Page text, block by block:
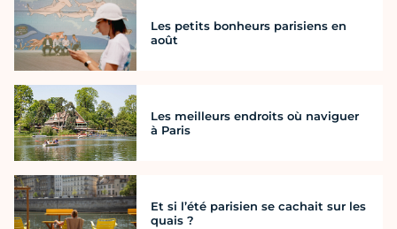
Les petits bonheurs parisiens en
août
Les meilleurs endroits où naviguer
à Paris
Et si l’été parisien se cachait sur les
quais ?